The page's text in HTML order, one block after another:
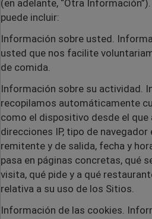
(en adelante, “Otra
puede incluir:
Información sobre usted .
usted que nos facilite
de comida.
Información sobre su actividad .
recopilamos automáticamente
como el dispositivo desde el que
direcciones IP, tipo de navegador
remitente y de salida, fecha y
pasa en páginas concretas, qué
visita, qué pide y a qué
relativa a su uso de los Sitios.
Información de las cookies .